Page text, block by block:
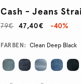
Cash - Jeans
47,40€
79€ -40%
Promotions
Variations
FARBEN: Clean Deep Black